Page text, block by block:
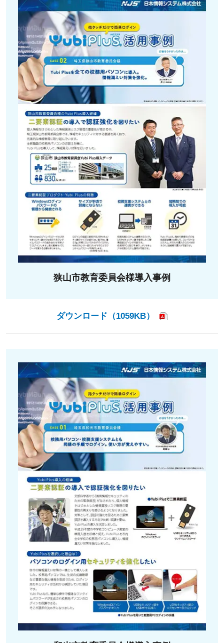
狭山市教育委員会様導入事例
ダウンロード（1059KB）